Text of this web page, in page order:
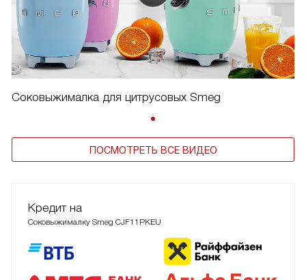
Соковыжималка для цитрусовых Smeg
ПОСМОТРЕТЬ ВСЕ ВИДЕО
Кредит на
Соковыжималку Smeg CJF11PKEU